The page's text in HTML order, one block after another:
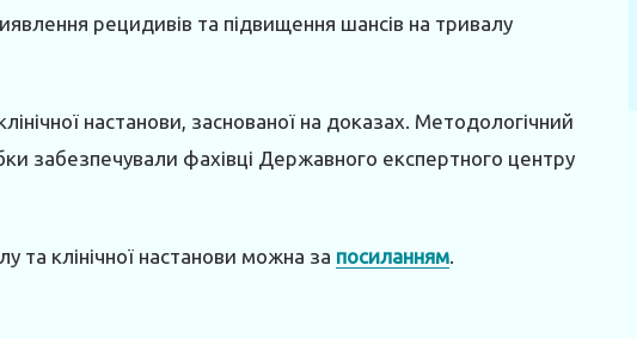
рецидивів та підвищення шансів на тривалу
настанови, заснованої на доказах. Методологічний
забезпечували фахівці Державного експертного центру
та клінічної настанови можна за посиланням.